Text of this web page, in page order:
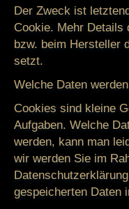
Der Zweck ist
Cookie. Mehr Details
bzw. beim Hersteller
setzt.
Welche Daten
Cookies sind kleine
Aufgaben. Welche
werden, kann man
wir werden Sie im
gespeicherten Daten